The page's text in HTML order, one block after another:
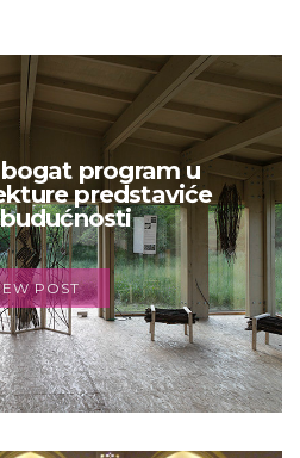
bogat program u
predstaviće
POST